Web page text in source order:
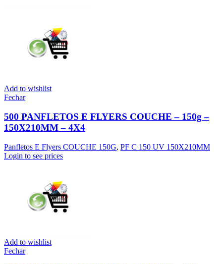
Add to wishlist
Fechar
500 PANFLETOS E FLYERS COUCHE – 150g –
150X210MM – 4X4
Panfletos E Flyers COUCHE 150G, PF C 150 UV 150X210MM
Login to see prices
Add to wishlist
Fechar